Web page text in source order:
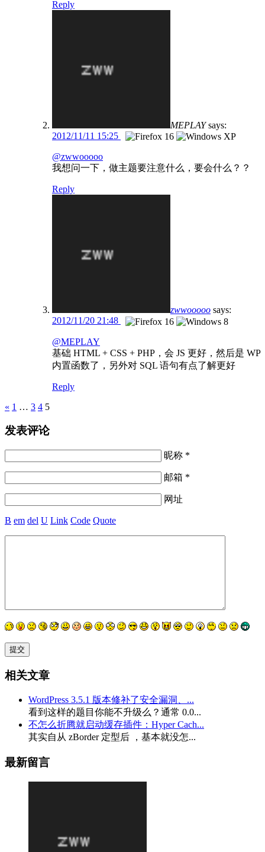
Reply
MEPLAY says:
2012/11/11 15:25
@zwwooooo
我想问一下，做主题要注意什么，要会什么？？
Reply
zwwooooo says:
2012/11/20 21:48
@MEPLAY
基础 HTML + CSS + PHP，会 JS 更好，然后是 WP
内置函数了，另外对 SQL 语句有点了解更好
Reply
Pages
« 1 … 3 4 5
发表评论
昵称 *
邮箱 *
网址
B em del U Link Code Quote
相关文章
WordPress 3.5.1 版本修补了安全漏洞、...
看到这样的题目你能不升级么？通常 0.0...
不怎么折腾就启动缓存插件：Hyper Cach...
其实自从 zBorder 定型后 ，基本就没怎...
最新留言